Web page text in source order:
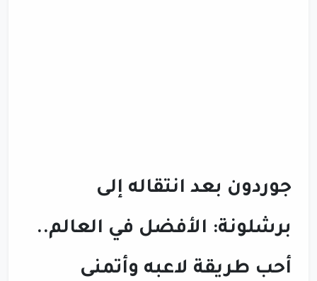
جوردون بعد انتقاله إلى
برشلونة: الأفضل في العالم..
أحب طريقة لاعبه وأتمنى